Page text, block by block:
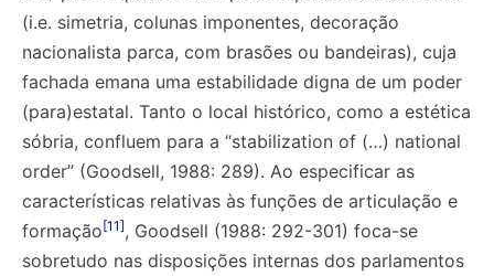
(i.e. simetria, colunas imponentes, decoração
nacionalista parca, com brasões ou bandeiras), cuja
fachada emana uma estabilidade digna de um poder
(para)estatal. Tanto o local histórico, como a estética
sóbria, confluem para a “stabilization of (…) national
order” (Goodsell, 1988: 289). Ao especificar as
características relativas às funções de articulação e
formação[11], Goodsell (1988: 292-301) foca-se
sobretudo nas disposições internas dos parlamentos